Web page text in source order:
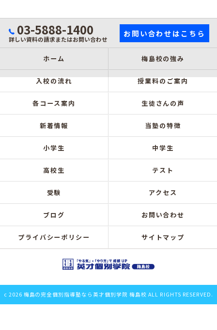
03-5888-1400
詳しい資料の請求またはお問い合わせ
お問い合わせはこちら
ホーム 梅島校の強み
入校の流れ 授業料のご案内
各コース案内 生徒さんの声
新着情報 当塾の特徴
小学生 中学生
高校生 テスト
受験 アクセス
ブログ お問い合わせ
プライバシーポリシー サイトマップ
c 2026 梅島の完全個別指導塾なら英才個別学院 梅島校 ALL RIGHTS RESERVED.